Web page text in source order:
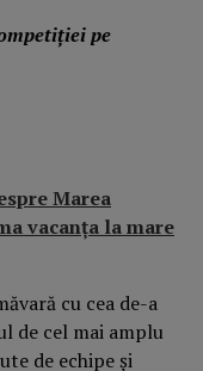
pe
Marea
vacanța la mare
cu cea de-a
de cel mai amplu
de echipe și